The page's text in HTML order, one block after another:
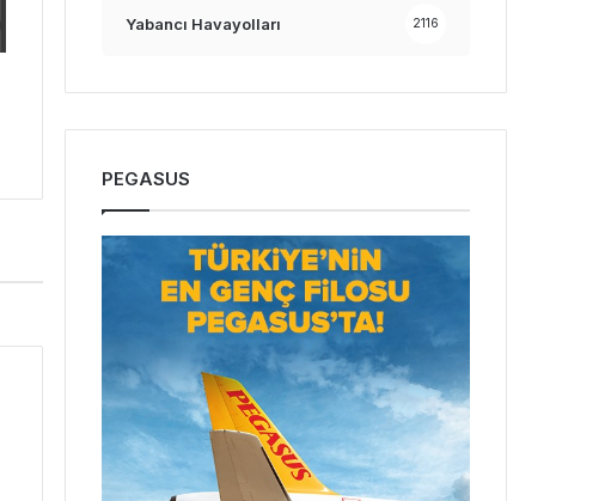
Yabancı Havayolları 2116
PEGASUS